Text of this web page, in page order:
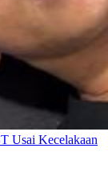
Usai Kecelakaan